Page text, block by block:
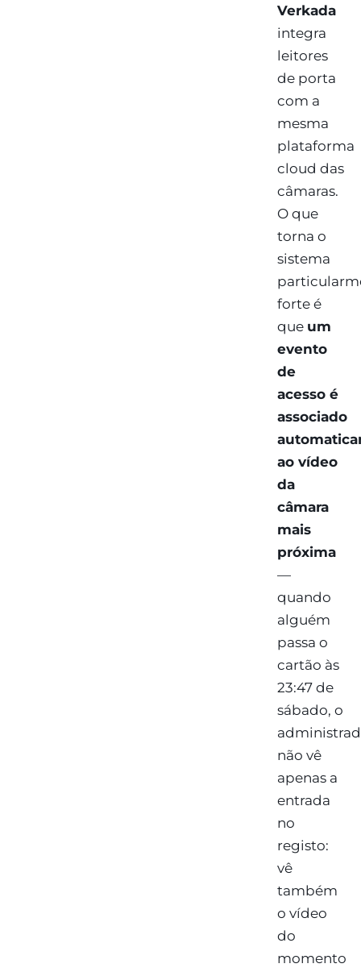
Verkada
integra
leitores
de porta
com a
mesma
plataforma
cloud das
câmaras.
O que
torna o
sistema
forte é
que um
evento
de
acesso é
associado
ao vídeo
da
câmara
mais
próxima
—
quando
alguém
passa o
cartão às
23:47 de
sábado, o
não vê
apenas a
entrada
no
registo:
vê
também
o vídeo
do
momento